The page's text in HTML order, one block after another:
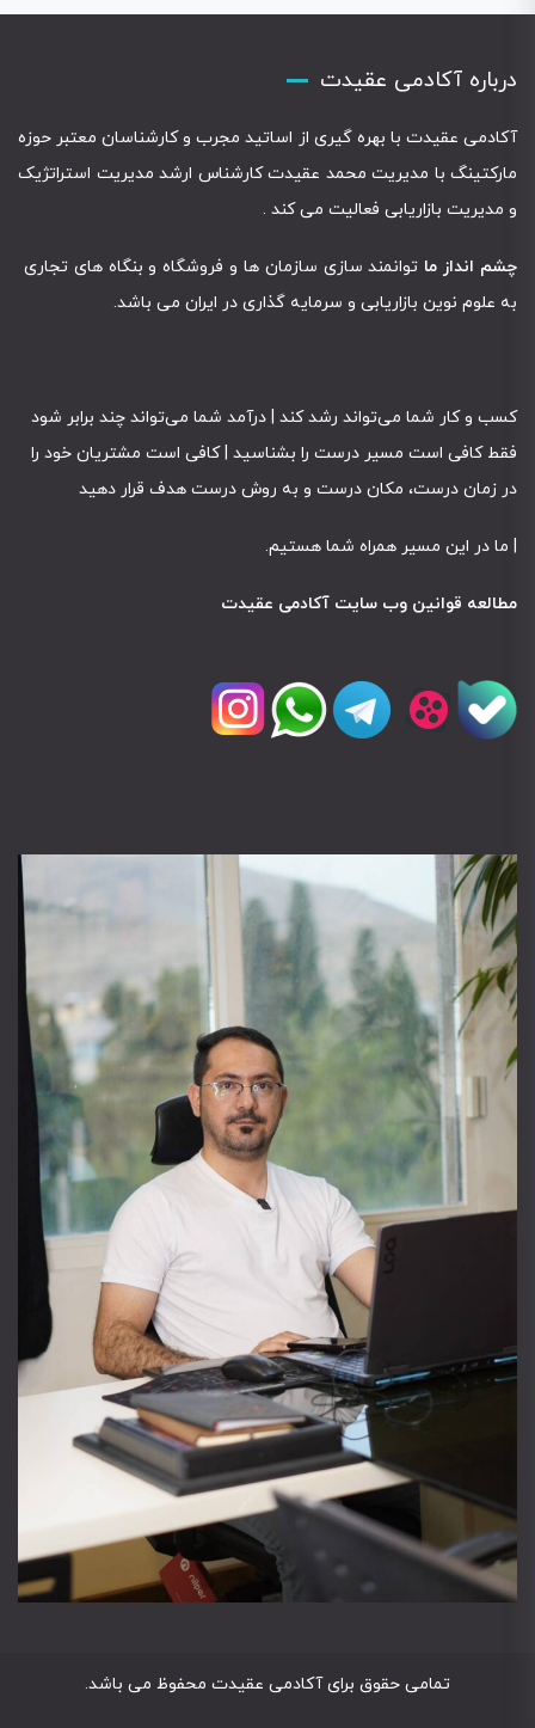
درباره آکادمی عقیدت
آکادمی عقیدت با بهره گیری از اساتید مجرب و کارشناسان معتبر حوزه
مارکتینگ با مدیریت محمد عقیدت کارشناس ارشد مدیریت استراتژیک
و مدیریت بازاریابی فعالیت می کند .
چشم انداز ما توانمند سازی سازمان ها و فروشگاه و بنگاه های تجاری
به علوم نوین بازاریابی و سرمایه گذاری در ایران می باشد.
کسب و کار شما می‌تواند رشد کند | درآمد شما می‌تواند چند برابر شود
فقط کافی است مسیر درست را بشناسید | کافی است مشتریان خود را
در زمان درست، مکان درست و به روش درست هدف قرار دهید
ما در این مسیر همراه شما هستیم.
مطالعه قوانین وب سایت آکادمی عقیدت
تمامی حقوق برای آکادمی عقیدت محفوظ می باشد.